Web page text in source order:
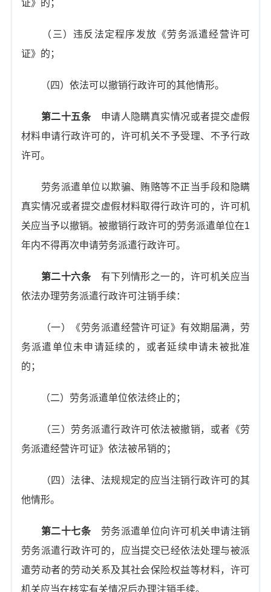
证》的；
（三）违反法定程序发放《劳务派遣经营许可
证》的；
（四）依法可以撤销行政许可的其他情形。
第二十五条申请人隐瞒真实情况或者提交虚假
材料申请行政许可的，许可机关不予受理、不予行政
许可。
劳务派遣单位以欺骗、贿赂等不正当手段和隐瞒
真实情况或者提交虚假材料取得行政许可的，许可机
关应当予以撤销。被撤销行政许可的劳务派遣单位在1
年内不得再次申请劳务派遣行政许可。
第二十六条有下列情形之一的，许可机关应当
依法办理劳务派遣行政许可注销手续：
（一）《劳务派遣经营许可证》有效期届满，劳
务派遣单位未申请延续的，或者延续申请未被批准
的；
（二）劳务派遣单位依法终止的；
（三）劳务派遣行政许可依法被撤销，或者《劳
务派遣经营许可证》依法被吊销的；
（四）法律、法规规定的应当注销行政许可的其
他情形。
第二十七条劳务派遣单位向许可机关申请注销
劳务派遣行政许可的，应当提交已经依法处理与被派
遣劳动者的劳动关系及其社会保险权益等材料，许可
机关应当在核实有关情况后办理注销手续。